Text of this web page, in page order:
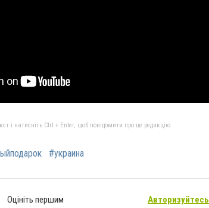
і натисніть Ctrl + Enter, щоб повідомити про це редакцію
#украина
Оцініть першим Авторизуйтесь